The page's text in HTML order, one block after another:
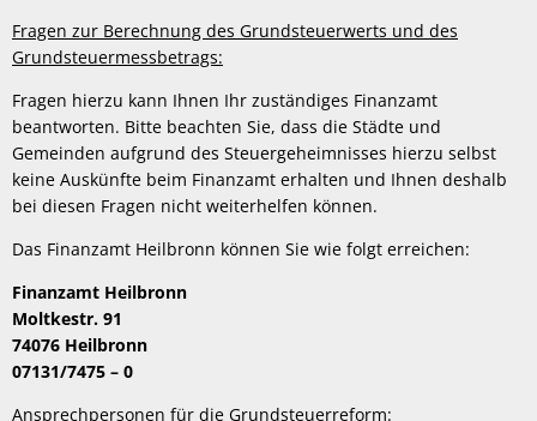
Fragen zur Berechnung des Grundsteuerwerts und des
Grundsteuermessbetrags:
Fragen hierzu kann Ihnen Ihr zuständiges Finanzamt
beantworten. Bitte beachten Sie, dass die Städte und
Gemeinden aufgrund des Steuergeheimnisses hierzu selbst
keine Auskünfte beim Finanzamt erhalten und Ihnen deshalb
bei diesen Fragen nicht weiterhelfen können.
Das Finanzamt Heilbronn können Sie wie folgt erreichen:
Finanzamt Heilbronn
Moltkestr. 91
74076 Heilbronn
07131/7475 – 0
Ansprechpersonen für die Grundsteuerreform: